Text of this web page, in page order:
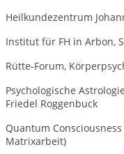
Heilkundezentrum
Institut für FH in Arbon,
Rütte-Forum,
Psychologische
Friedel Roggenbuck
Quantum
Matrixarbeit)